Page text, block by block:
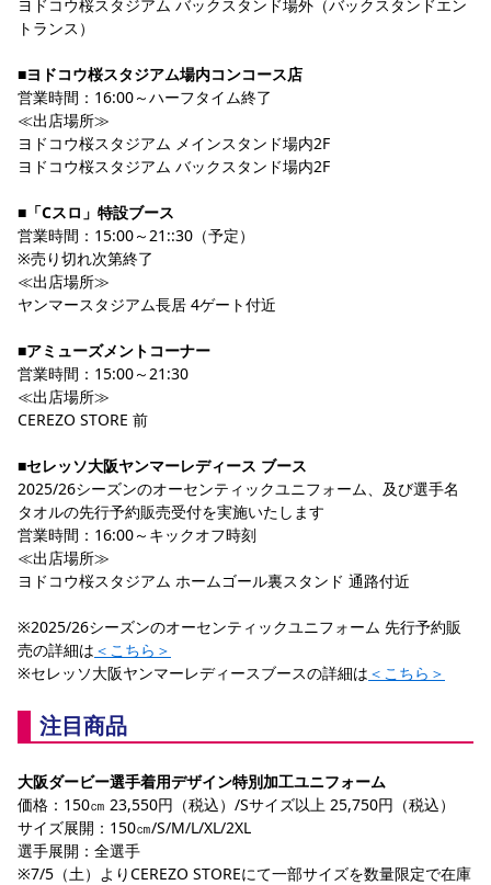
よくある質問
長居公園 セレッソフットサルパーク
セレッソフットサルパーク長居
セレッソスポーツパーク舞洲
セレッソ大阪アカデミー
ヨドコウ桜スタジアム バックスタンド場外（バックスタンドエン
トランス）
■ヨドコウ桜スタジアム場内コンコース店
営業時間：16:00～ハーフタイム終了
≪出店場所≫
ヨドコウ桜スタジアム メインスタンド場内2F
ヨドコウ桜スタジアム バックスタンド場内2F
■「Cスロ」特設ブース
営業時間：15:00～21::30（予定）
※売り切れ次第終了
≪出店場所≫
ヤンマースタジアム長居 4ゲート付近
■アミューズメントコーナー
営業時間：15:00～21:30
≪出店場所≫
CEREZO STORE 前
■セレッソ大阪ヤンマーレディース ブース
2025/26シーズンのオーセンティックユニフォーム、及び選手名
タオルの先行予約販売受付を実施いたします
営業時間：16:00～キックオフ時刻
≪出店場所≫
ヨドコウ桜スタジアム ホームゴール裏スタンド 通路付近
※2025/26シーズンのオーセンティックユニフォーム 先行予約販
売の詳細は ＜こちら＞
※セレッソ大阪ヤンマーレディースブースの詳細は ＜こちら＞
注目商品
大阪ダービー選手着用デザイン特別加工ユニフォーム
価格：150㎝ 23,550円（税込）/Sサイズ以上 25,750円（税込）
サイズ展開：150㎝/S/M/L/XL/2XL
選手展開：全選手
※7/5（土）よりCEREZO STOREにて一部サイズを数量限定で在庫